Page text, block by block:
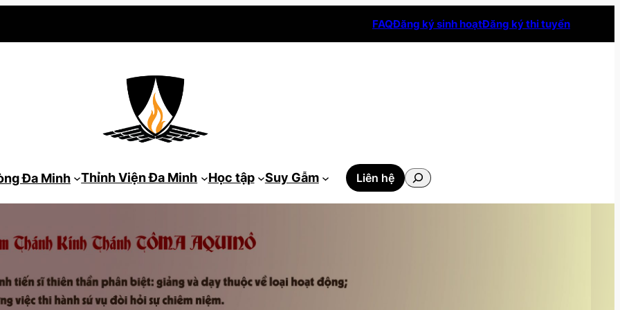
FAQĐăng ký sinh hoạtĐăng ký thi tuyển
Đa Minh Thỉnh Viện Đa Minh Học tập Suy Gẫm Liên hệ
Tìm
kiếm